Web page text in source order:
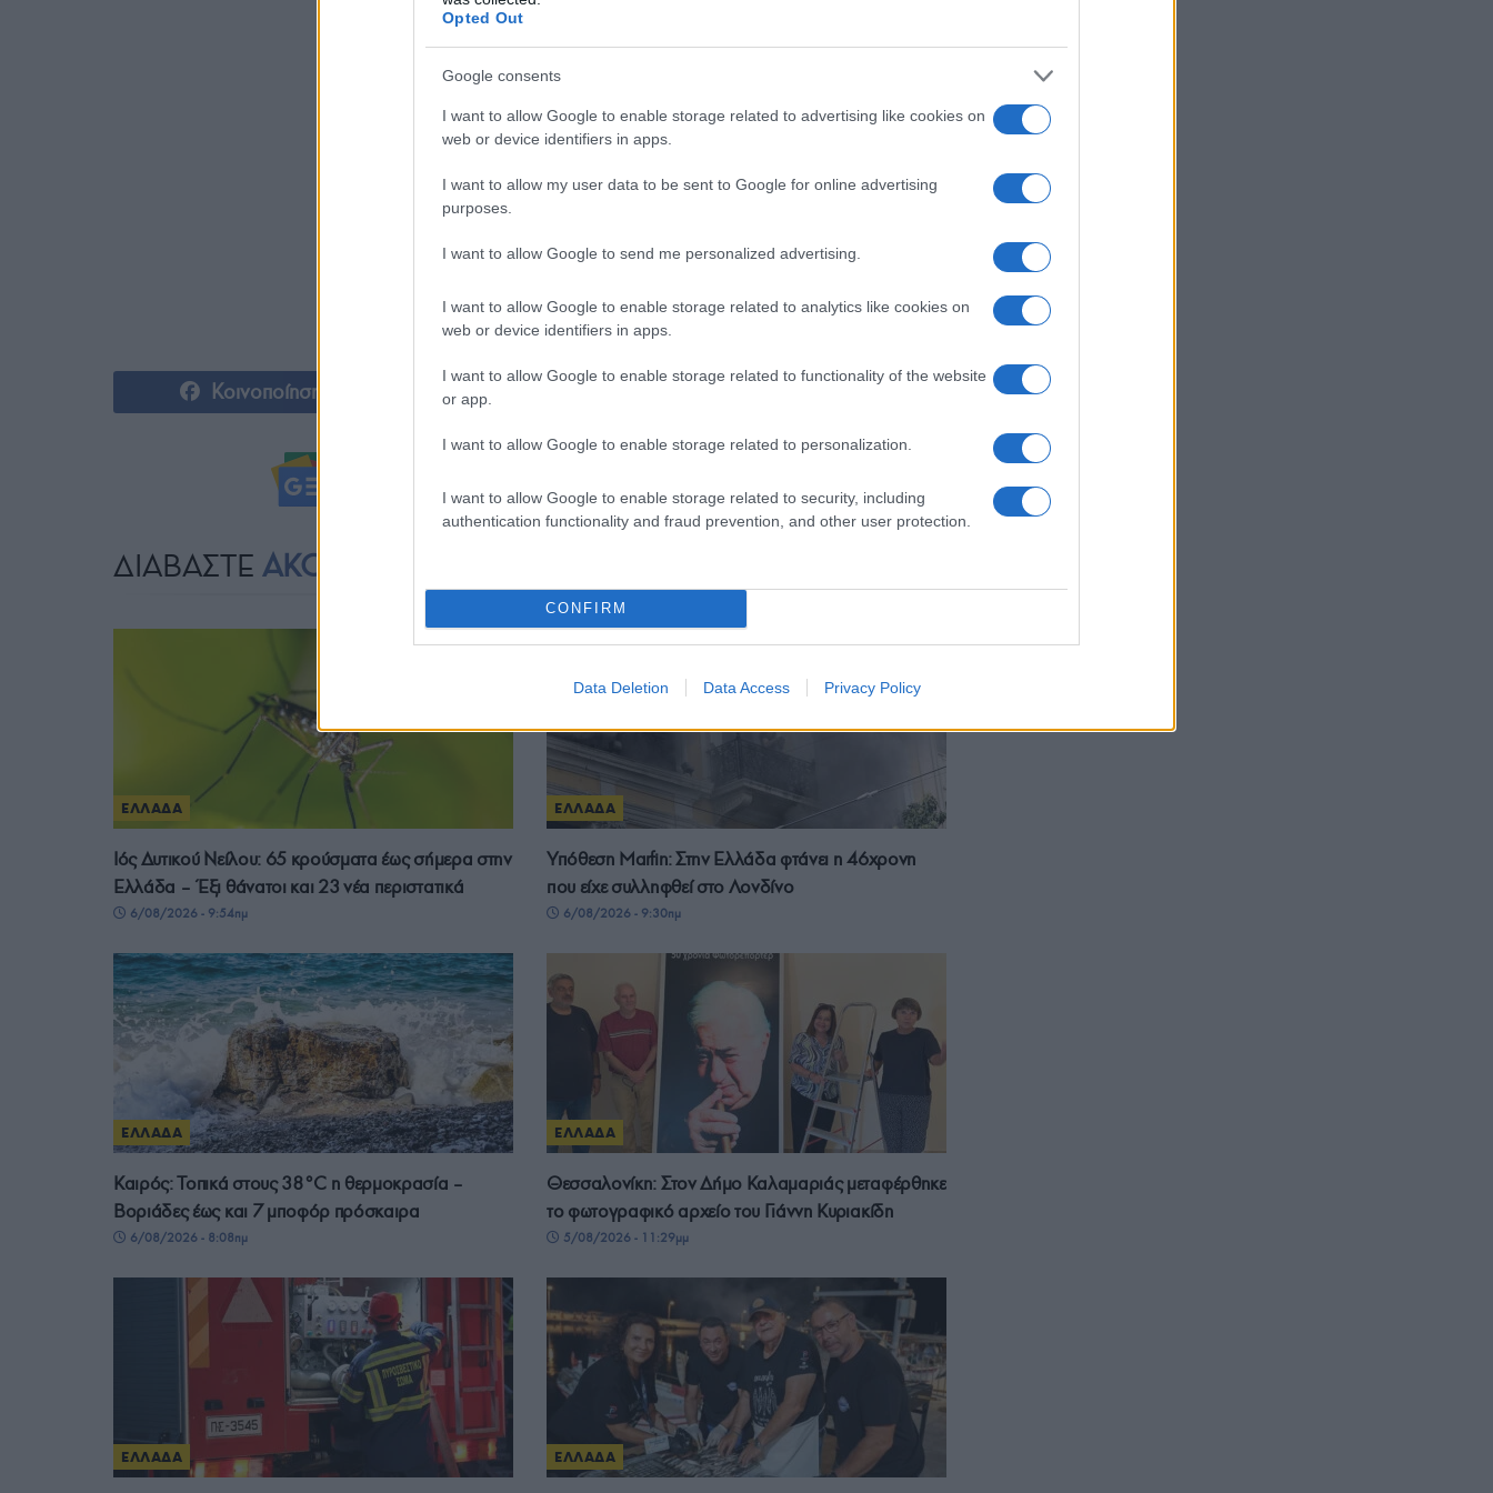
Opted Out
Google consents
I want to allow Google to enable storage related to advertising like cookies on
web or device identifiers in apps.
I want to allow my user data to be sent to Google for online advertising
purposes.
I want to allow Google to send me personalized advertising.
I want to allow Google to enable storage related to analytics like cookies on
web or device identifiers in apps.
I want to allow Google to enable storage related to functionality of the website
or app.
I want to allow Google to enable storage related to personalization.
I want to allow Google to enable storage related to security, including
authentication functionality and fraud prevention, and other user protection.
CONFIRM
Data Deletion Data Access Privacy Policy
Κοινοποίηση Tweet
ΔΙΑΒΑΣΤΕ ΑΚΟΜΗ
ΕΛΛΑΔΑ
Ιός Δυτικού Νείλου: 65 κρούσματα έως σήμερα στην
Ελλάδα – Έξι θάνατοι και 23 νέα περιστατικά
6/08/2026 - 9:54πμ
ΕΛΛΑΔΑ
Υπόθεση Μarfin: Στην Ελλάδα φτάνει η 46χρονη
που είχε συλληφθεί στο Λονδίνο
6/08/2026 - 9:30πμ
ΕΛΛΑΔΑ
Καιρός: Τοπικά στους 38°C η θερμοκρασία –
Βοριάδες έως και 7 μποφόρ πρόσκαιρα
6/08/2026 - 8:08πμ
ΕΛΛΑΔΑ
Θεσσαλονίκη: Στον Δήμο Καλαμαριάς μεταφέρθηκε
το φωτογραφικό αρχείο του Γιάννη Κυριακίδη
5/08/2026 - 11:29μμ
ΕΛΛΑΔΑ ΕΛΛΑΔΑ